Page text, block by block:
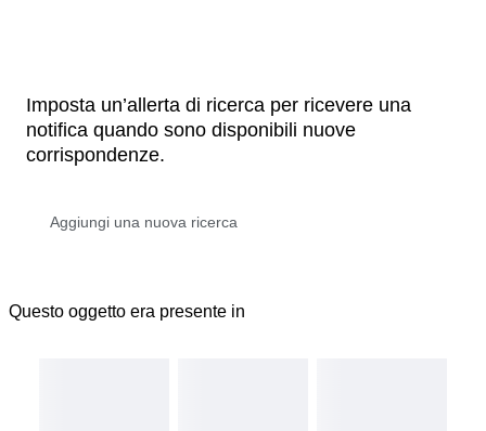
Imposta un’allerta di ricerca per ricevere una
notifica quando sono disponibili nuove
corrispondenze.
Questo oggetto era presente in